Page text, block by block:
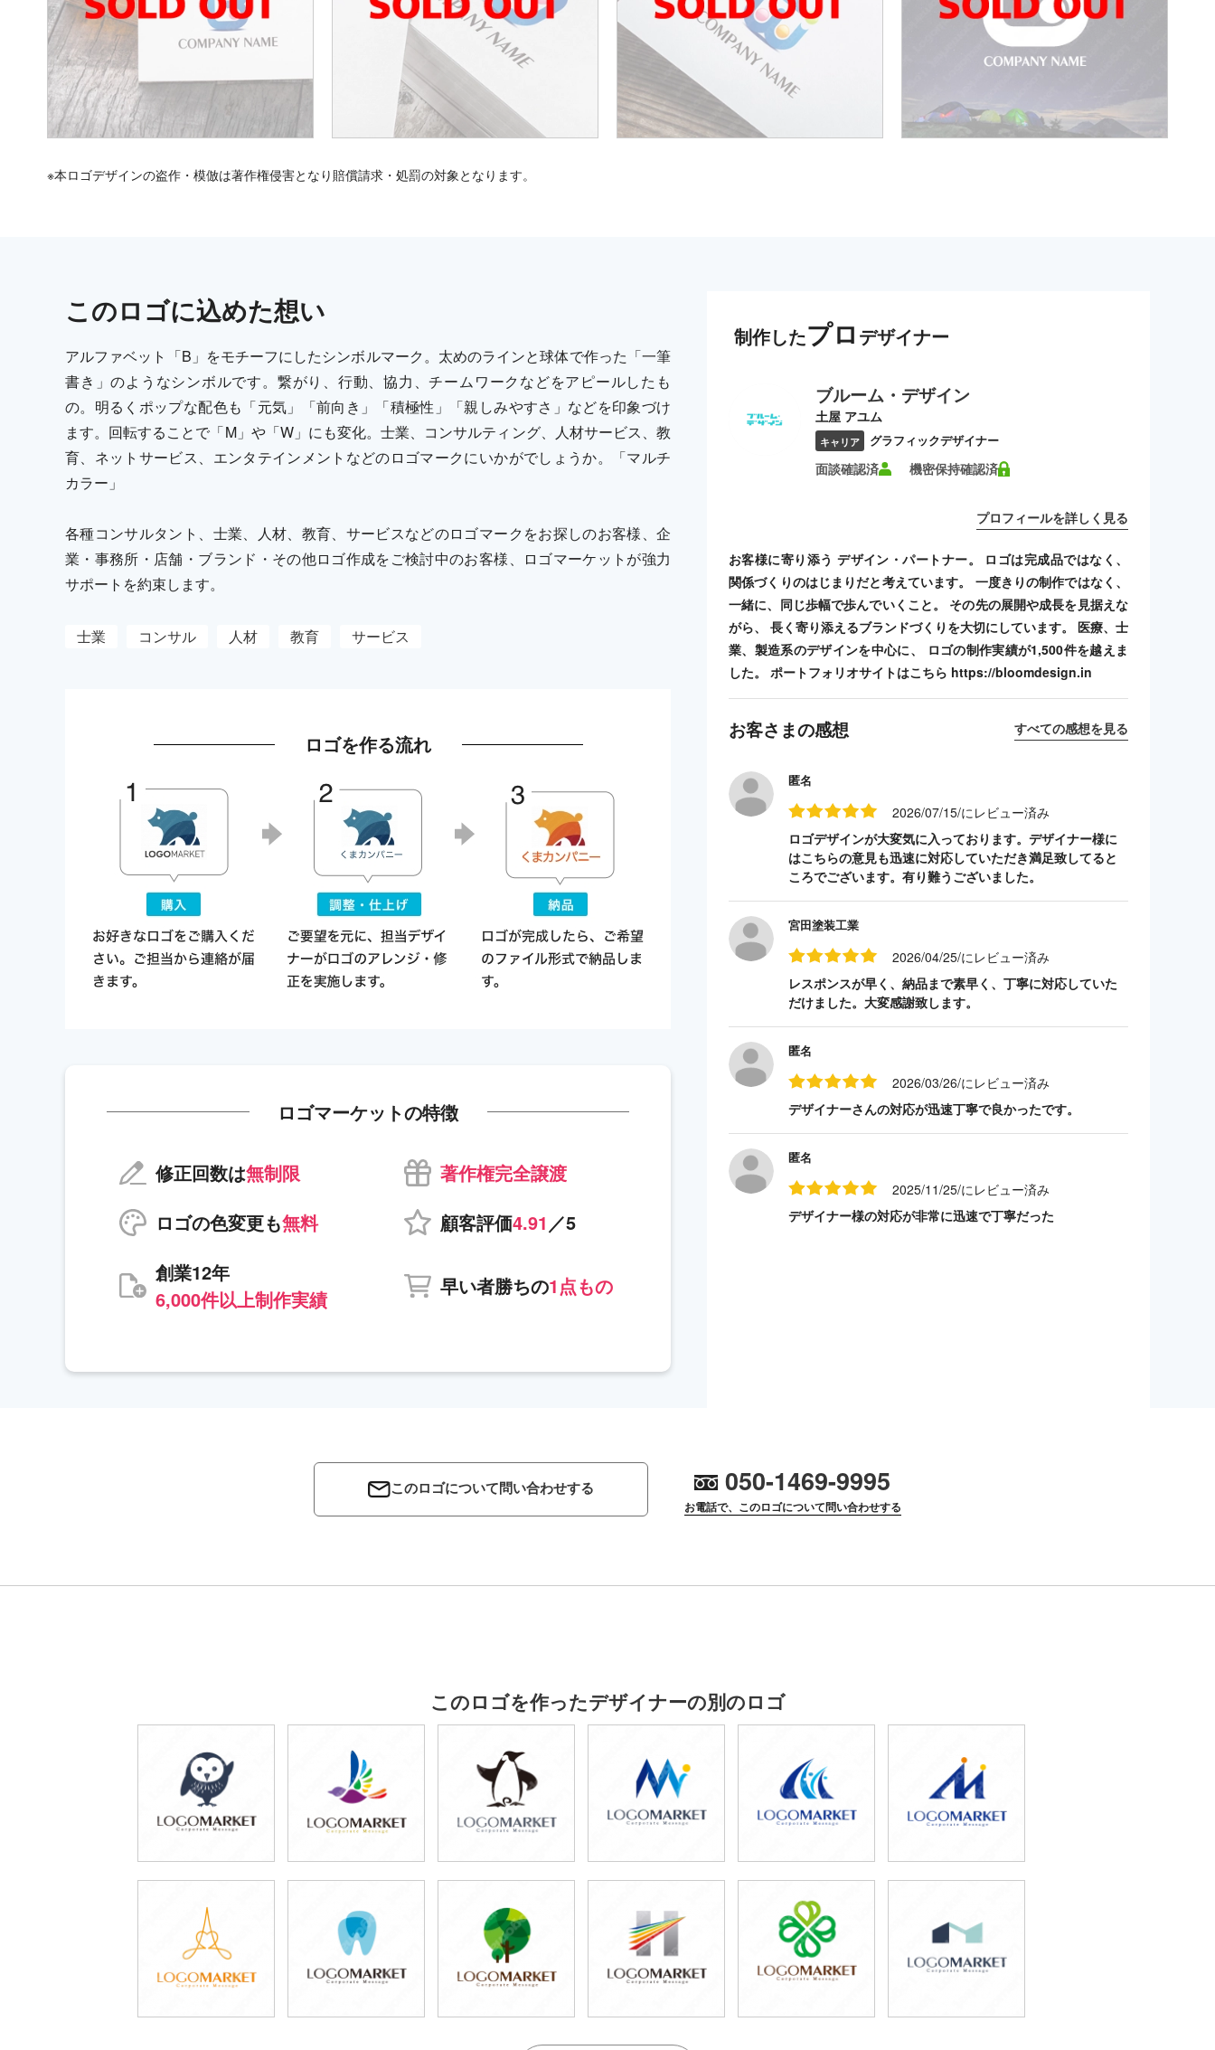
※本ロゴデザインの盗作・模倣は著作権侵害となり賠償請求・処罰の対象となります。
このロゴに込めた想い
アルファベット「B」をモチーフにしたシンボルマーク。太めのラインと球体で作った「一筆
書き」のようなシンボルです。繋がり、行動、協力、チームワークなどをアピールしたも
の。明るくポップな配色も「元気」「前向き」「積極性」「親しみやすさ」などを印象づけ
ます。回転することで「M」や「W」にも変化。士業、コンサルティング、人材サービス、教
育、ネットサービス、エンタテインメントなどのロゴマークにいかがでしょうか。「マルチ
カラー」
各種コンサルタント、士業、人材、教育、サービスなどのロゴマークをお探しのお客様、企
業・事務所・店舗・ブランド・その他ロゴ作成をご検討中のお客様、ロゴマーケットが強力
サポートを約束します。
士業 コンサル 人材 教育 サービス
ロゴを作る流れ
ロゴマーケットの特徴
修正回数は無制限
著作権完全譲渡
ロゴの色変更も無料 顧客評価4.91 ／5
創業12年
6,000件以上制作実績
早い者勝ちの1点もの
制作したプロ デザイナー
ブルーム・デザイン
土屋 アユム
キャリア グラフィックデザイナー
面談確認済 機密保持確認済
プロフィールを詳しく見る
お客様に寄り添う デザイン・パートナー。 ロゴは完成品ではなく、
関係づくりのはじまりだと考えています。 一度きりの制作ではなく、
一緒に、同じ歩幅で歩んでいくこと。 その先の展開や成長を見据えな
がら、 長く寄り添えるブランドづくりを大切にしています。 医療、士
業、製造系のデザインを中心に、 ロゴの制作実績が1,500件を越えま
した。 ポートフォリオサイトはこちら https://bloomdesign.in
お客さまの感想 すべての感想を見る
匿名
2026/07/15/にレビュー済み
ロゴデザインが大変気に入っております。デザイナー様に
はこちらの意見も迅速に対応していただき満足致してると
ころでございます。有り難うございました。
宮田塗装工業
2026/04/25/にレビュー済み
レスポンスが早く、納品まで素早く、丁寧に対応していた
だけました。大変感謝致します。
匿名
2026/03/26/にレビュー済み
デザイナーさんの対応が迅速丁寧で良かったです。
匿名
2025/11/25/にレビュー済み
デザイナー様の対応が非常に迅速で丁寧だった
このロゴについて問い合わせする 050-1469-9995
お電話で、このロゴについて問い合わせする
このロゴを作ったデザイナーの別のロゴ